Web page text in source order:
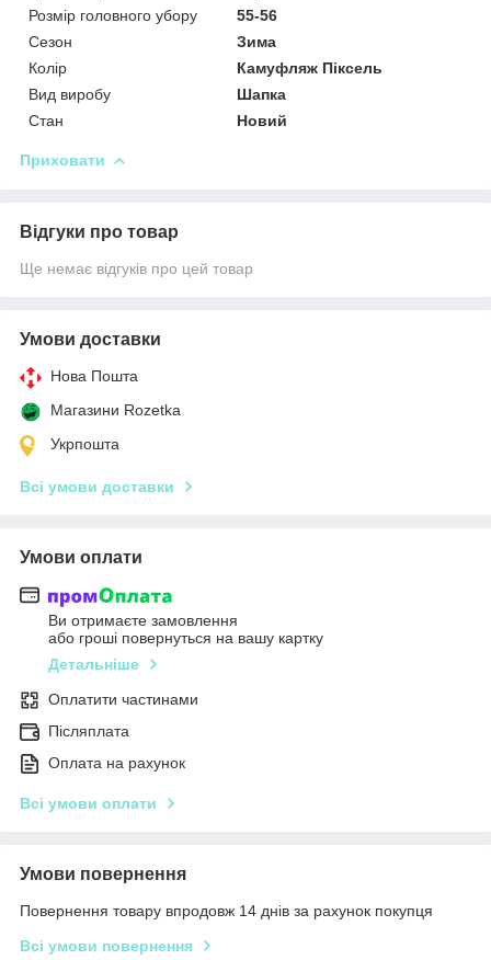
Розмір головного убору
55-56
Сезон
Зима
Колір
Камуфляж Піксель
Вид виробу
Шапка
Стан
Новий
Приховати
Відгуки про товар
Ще немає відгуків про цей товар
Умови доставки
Нова Пошта
Магазини Rozetka
Укрпошта
Всі умови доставки
Умови оплати
Ви отримаєте замовлення
або гроші повернуться на вашу картку
Детальніше
Оплатити частинами
Післяплата
Оплата на рахунок
Всі умови оплати
Умови повернення
Повернення товару впродовж 14 днів за рахунок покупця
Всі умови повернення